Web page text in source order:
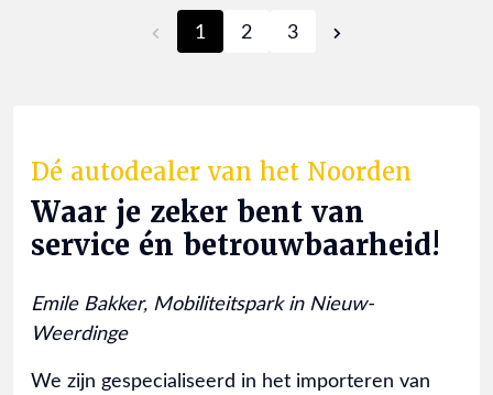
1 2 3
Dé autodealer van het Noorden
Waar je zeker bent van
service én betrouwbaarheid!
Emile Bakker, Mobiliteitspark in Nieuw-
Weerdinge
We zijn gespecialiseerd in het importeren van